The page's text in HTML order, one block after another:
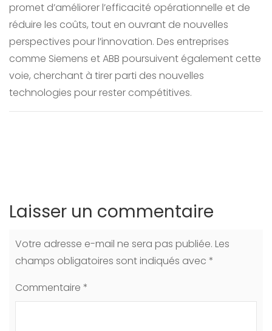
promet d’améliorer l’efficacité opérationnelle et de
réduire les coûts, tout en ouvrant de nouvelles
perspectives pour l’innovation. Des entreprises
comme Siemens et ABB poursuivent également cette
voie, cherchant à tirer parti des nouvelles
technologies pour rester compétitives.
Laisser un commentaire
Votre adresse e-mail ne sera pas publiée. Les
champs obligatoires sont indiqués avec *
Commentaire *